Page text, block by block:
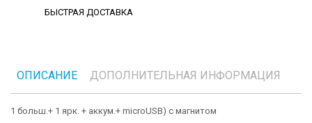
БЫСТРАЯ ДОСТАВКА
ОПИСАНИЕ ДОПОЛНИТЕЛЬНАЯ ИНФОРМАЦИЯ
1 больш.+ 1 ярк. + аккум.+ microUSB) с магнитом